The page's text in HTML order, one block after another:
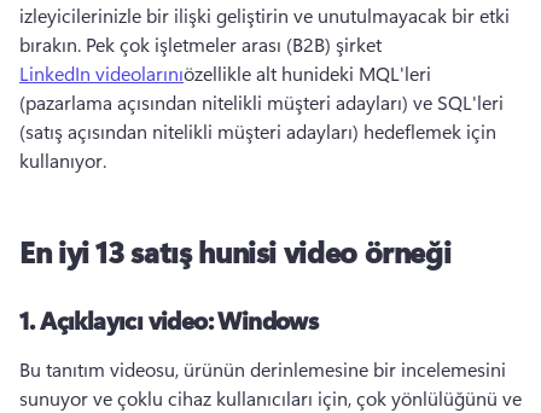
izleyicilerinizle bir ilişki geliştirin ve unutulmayacak bir etki
bırakın. Pek çok işletmeler arası (B2B) şirket
LinkedIn videolarınıözellikle alt hunideki MQL'leri
(pazarlama açısından nitelikli müşteri adayları) ve SQL'leri
(satış açısından nitelikli müşteri adayları) hedeflemek için
kullanıyor.
En iyi 13 satış hunisi video örneği
1.Açıklayıcı video: Windows
Bu tanıtım videosu, ürünün derinlemesine bir incelemesini
sunuyor ve çoklu cihaz kullanıcıları için, çok yönlülüğünü ve